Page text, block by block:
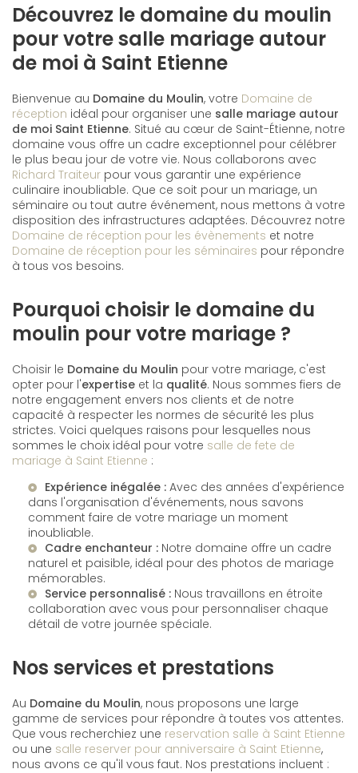
Découvrez le domaine du moulin
pour votre salle mariage autour
de moi à Saint Etienne
Bienvenue au Domaine du Moulin, votre Domaine de
réception idéal pour organiser une salle mariage autour
de moi Saint Etienne. Situé au cœur de Saint-Étienne, notre
domaine vous offre un cadre exceptionnel pour célébrer
le plus beau jour de votre vie. Nous collaborons avec
Richard Traiteur pour vous garantir une expérience
culinaire inoubliable. Que ce soit pour un mariage, un
séminaire ou tout autre événement, nous mettons à votre
disposition des infrastructures adaptées. Découvrez notre
Domaine de réception pour les évènements et notre
Domaine de réception pour les séminaires pour répondre
à tous vos besoins.
Pourquoi choisir le domaine du
moulin pour votre mariage ?
Choisir le Domaine du Moulin pour votre mariage, c'est
opter pour l'expertise et la qualité. Nous sommes fiers de
notre engagement envers nos clients et de notre
capacité à respecter les normes de sécurité les plus
strictes. Voici quelques raisons pour lesquelles nous
sommes le choix idéal pour votre salle de fete de
mariage à Saint Etienne :
Expérience inégalée : Avec des années d'expérience
dans l'organisation d'événements, nous savons
comment faire de votre mariage un moment
inoubliable.
Cadre enchanteur : Notre domaine offre un cadre
naturel et paisible, idéal pour des photos de mariage
mémorables.
Service personnalisé : Nous travaillons en étroite
collaboration avec vous pour personnaliser chaque
détail de votre journée spéciale.
Nos services et prestations
Au Domaine du Moulin, nous proposons une large
gamme de services pour répondre à toutes vos attentes.
Que vous recherchiez une reservation salle à Saint Etienne
ou une salle reserver pour anniversaire à Saint Etienne,
nous avons ce qu'il vous faut. Nos prestations incluent :